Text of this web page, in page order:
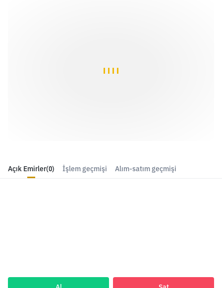
Açık Emirler(0) İşlem geçmişi Alım-satım geçmişi